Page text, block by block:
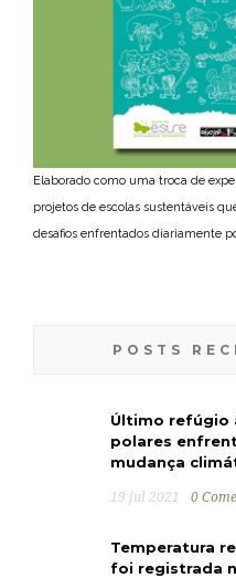
Elaborado como uma troca de
projetos de escolas sustentáveis
desafios enfrentados diariamente
POSTS
Último refúgio
polares
mudança
19 jul 2021 0
Temperatura
foi registrada